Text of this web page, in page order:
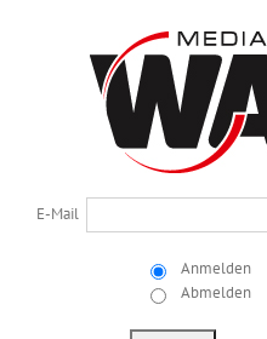
E-Mail
Anmelden
Abmelden